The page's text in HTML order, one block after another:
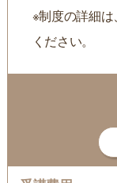
※制度の詳細
ください。